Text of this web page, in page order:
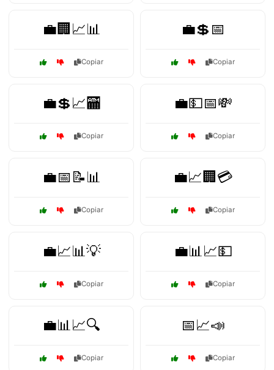
💼🏢📈📊
Copiar
💼💲📅
Copiar
💼💲📈🏧
Copiar
💼💵📅💸
Copiar
💼📅📝📊
Copiar
💼📈🏢💳
Copiar
💼📈📊💡
Copiar
💼📊📈💵
Copiar
💼📊📈🔍
Copiar
📅📈📣
Copiar